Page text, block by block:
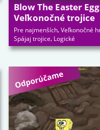
Blow The Easter
Veľkonočné trojice
Pre najmenších,Veľkonočné
Spájaj trojice, Logické